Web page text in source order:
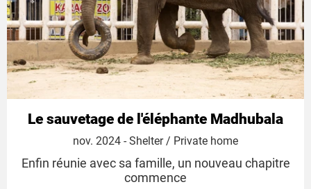
Le sauvetage de l'éléphante Madhubala
26
novembre
2024
nov. 2024 - Shelter / Private home
Enfin réunie avec sa famille, un nouveau chapitre
commence